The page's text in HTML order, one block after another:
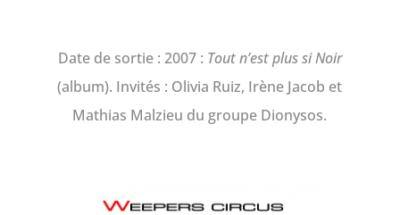
Date de sortie : 2007 : Tout n’est plus si Noir
(album). Invités : Olivia Ruiz, Irène Jacob et
Mathias Malzieu du groupe Dionysos.